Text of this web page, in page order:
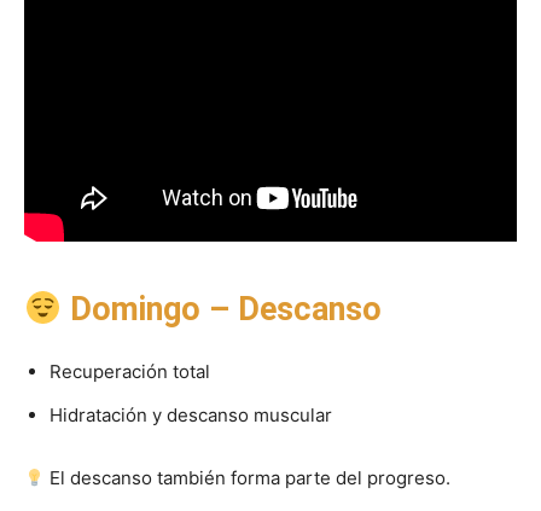
Domingo – Descanso
Recuperación total
Hidratación y descanso muscular
El descanso también forma parte del progreso.